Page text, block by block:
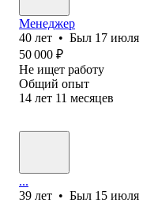
Менеджер
40 лет • Был 17 июля
50 000 ₽
Не ищет работу
Общий опыт
14 лет 11 месяцев
...
39 лет • Был 15 июля